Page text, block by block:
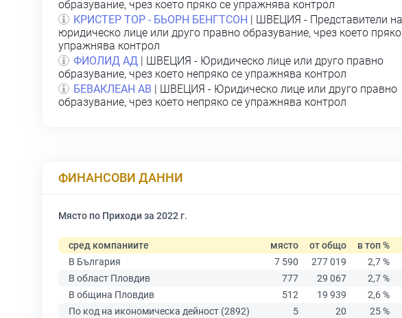
образувание, чрез което пряко се упражнява контрол
КРИСТЕР ТОР - БЬОРН БЕНГТСОН | ШВЕЦИЯ - Представители на
юридическо лице или друго правно образувание, чрез което
упражнява контрол
ФИОЛИД АД | ШВЕЦИЯ - Юридическо лице или друго правно
образувание, чрез което непряко се упражнява контрол
БЕВАКЛЕАН АВ | ШВЕЦИЯ - Юридическо лице или друго правно
образувание, чрез което непряко се упражнява контрол
ФИНАНСОВИ ДАННИ
Място по Приходи за 2022 г.
сред компаниите място от общо в топ %
В България
7 590 277 019 2,7 %
В област Пловдив
777 29 067 2,7 %
В община Пловдив
512 19 939 2,6 %
По код на икономическа дейност (2892)
5 20 25 %